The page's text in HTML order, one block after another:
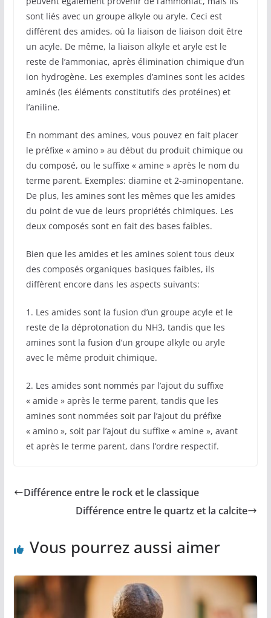
sont liés avec un groupe alkyle ou aryle. Ceci est
différent des amides, où la liaison de liaison doit être
un acyle. De même, la liaison alkyle et aryle est le
reste de l’ammoniac, après élimination chimique d’un
ion hydrogène. Les exemples d’amines sont les acides
aminés (les éléments constitutifs des protéines) et
l’aniline.
En nommant des amines, vous pouvez en fait placer
le préfixe « amino » au début du produit chimique ou
du composé, ou le suffixe « amine » après le nom du
terme parent. Exemples: diamine et 2-aminopentane.
De plus, les amines sont les mêmes que les amides
du point de vue de leurs propriétés chimiques. Les
deux composés sont en fait des bases faibles.
Bien que les amides et les amines soient tous deux
des composés organiques basiques faibles, ils
diffèrent encore dans les aspects suivants:
1. Les amides sont la fusion d’un groupe acyle et le
reste de la déprotonation du NH3, tandis que les
amines sont la fusion d’un groupe alkyle ou aryle
avec le même produit chimique.
2. Les amides sont nommés par l’ajout du suffixe
« amide » après le terme parent, tandis que les
amines sont nommées soit par l’ajout du préfixe
« amino », soit par l’ajout du suffixe « amine », avant
et après le terme parent, dans l’ordre respectif.
Différence entre le rock et le classique
Différence entre le quartz et la calcite
Vous pourrez aussi aimer